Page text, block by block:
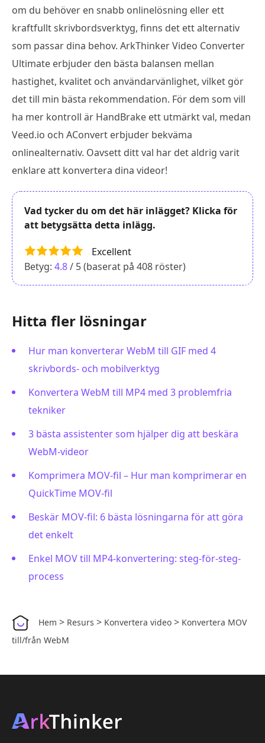
om du behöver en snabb onlinelösning eller ett
kraftfullt skrivbordsverktyg, finns det ett alternativ
som passar dina behov. ArkThinker Video Converter
Ultimate erbjuder den bästa balansen mellan
hastighet, kvalitet och användarvänlighet, vilket gör
det till min bästa rekommendation. För dem som vill
ha mer kontroll är HandBrake ett utmärkt val, medan
Veed.io och AConvert erbjuder bekväma
onlinealternativ. Oavsett ditt val har det aldrig varit
enklare att konvertera dina videor!
Vad tycker du om det här inlägget? Klicka för
att betygsätta detta inlägg.
Excellent
Betyg: 4.8/ 5 (baserat på 408 röster)
Hitta fler lösningar
Hur man konverterar WebM till GIF med 4
skrivbords- och mobilverktyg
Konvertera WebM till MP4 med 3 problemfria
tekniker
3 bästa assistenter som hjälper dig att beskära
WebM-videor
Komprimera MOV-fil – Hur man komprimerar en
QuickTime MOV-fil
Beskär MOV-fil: 6 bästa lösningarna för att göra
det enkelt
Enkel MOV till MP4-konvertering: steg-för-steg-
process
Hem > Resurs > Konvertera video > Konvertera MOV
till/från WebM